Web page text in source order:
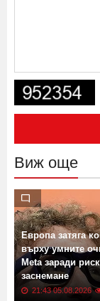
Виж още
Европа затяга
върху умните
Meta заради
заснемане
21:43 05.08.2026